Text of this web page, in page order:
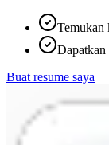
Temukan
Dapatkan
Buat resume saya